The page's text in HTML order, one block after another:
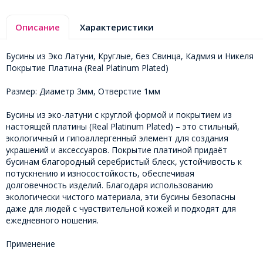
Описание Характеристики
Бусины из Эко Латуни, Круглые, без Свинца, Кадмия и Никеля
Покрытие Платина (Real Platinum Plated)
Размер: Диаметр 3мм, Отверстие 1мм
Бусины из эко-латуни с круглой формой и покрытием из
настоящей платины (Real Platinum Plated) – это стильный,
экологичный и гипоаллергенный элемент для создания
украшений и аксессуаров. Покрытие платиной придаёт
бусинам благородный серебристый блеск, устойчивость к
потускнению и износостойкость, обеспечивая
долговечность изделий. Благодаря использованию
экологически чистого материала, эти бусины безопасны
даже для людей с чувствительной кожей и подходят для
ежедневного ношения.
Применение